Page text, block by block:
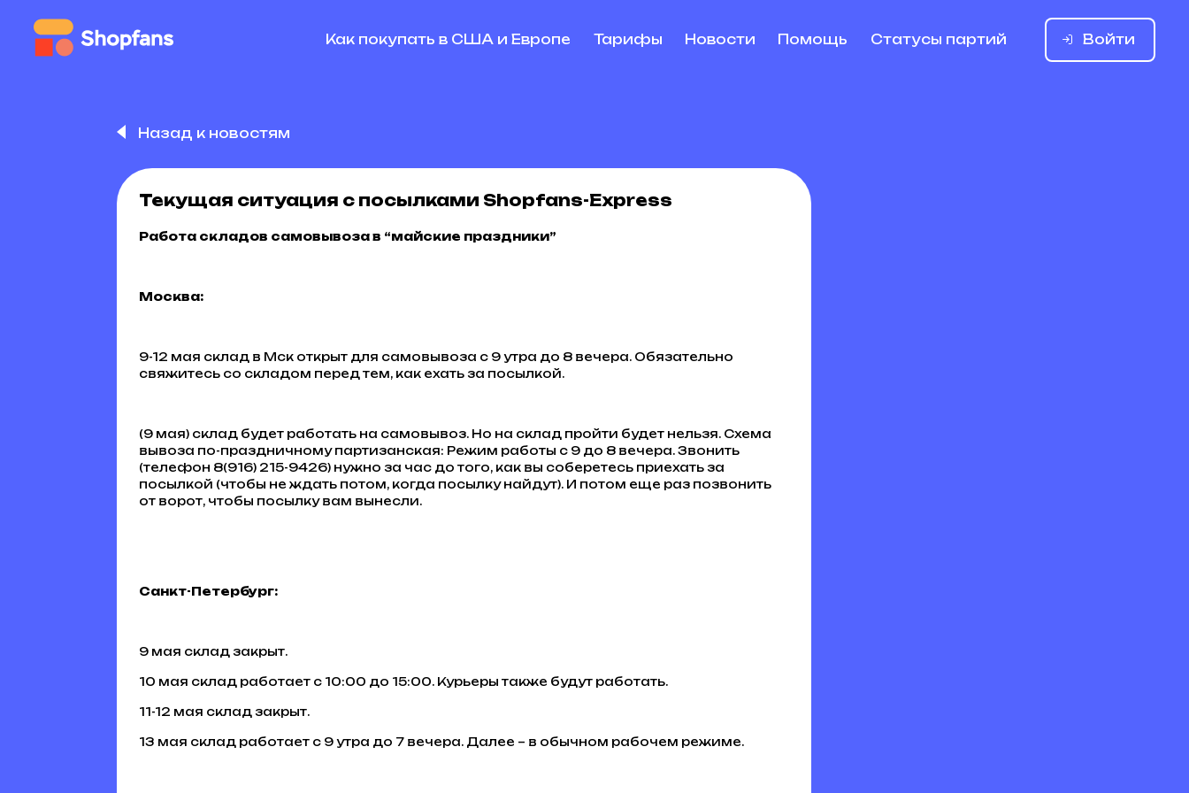
Как покупать в США и Европе Тарифы Новости Помощь Статусы партий Войти
Назад к новостям
Текущая ситуация с посылками Shopfans-Express
Работа складов самовывоза в “майские праздники”
Москва:
9-12 мая склад в Мск открыт для самовывоза с 9 утра до 8 вечера. Обязательно
свяжитесь со складом перед тем, как ехать за посылкой.
(9 мая) склад будет работать на самовывоз. Но на склад пройти будет нельзя. Схема
вывоза по-праздничному партизанская: Режим работы с 9 до 8 вечера. Звонить
(телефон 8(916) 215-9426) нужно за час до того, как вы соберетесь приехать за
посылкой (чтобы не ждать потом, когда посылку найдут). И потом еще раз позвонить
от ворот, чтобы посылку вам вынесли.
Санкт-Петербург:
9 мая склад закрыт.
10 мая склад работает с 10:00 до 15:00. Курьеры также будут работать.
11-12 мая склад закрыт.
13 мая склад работает с 9 утра до 7 вечера. Далее – в обычном рабочем режиме.